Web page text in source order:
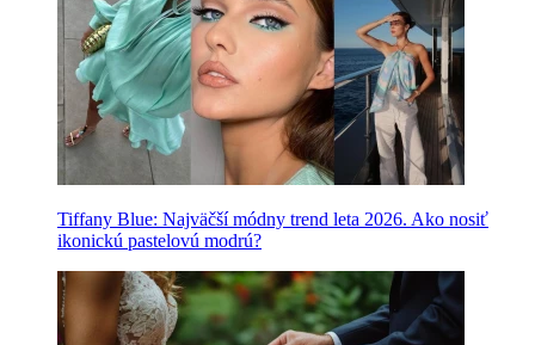
Tiffany Blue: Najväčší módny trend leta 2026. Ako nosiť
ikonickú pastelovú modrú?